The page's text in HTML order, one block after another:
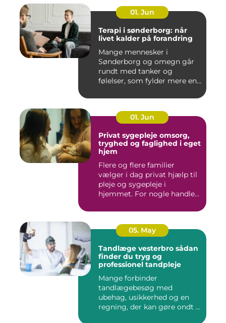
01. Jun
Terapi i sønderborg: når
livet kalder på forandring
Mange mennesker i
Sønderborg og omegn går
rundt med tanker og
følelser, som fylder mere end
01. Jun
Privat sygepleje omsorg,
tryghed og faglighed i eget
hjem
Flere og flere familier
vælger i dag privat hjælp til
pleje og sygepleje i
hjemmet. For nogle handle...
05. May
Tandlæge vesterbro sådan
finder du tryg og
professionel tandpleje
Mange forbinder
tandlægebesøg med
ubehag, usikkerhed og en
regning, der kan gøre ondt i